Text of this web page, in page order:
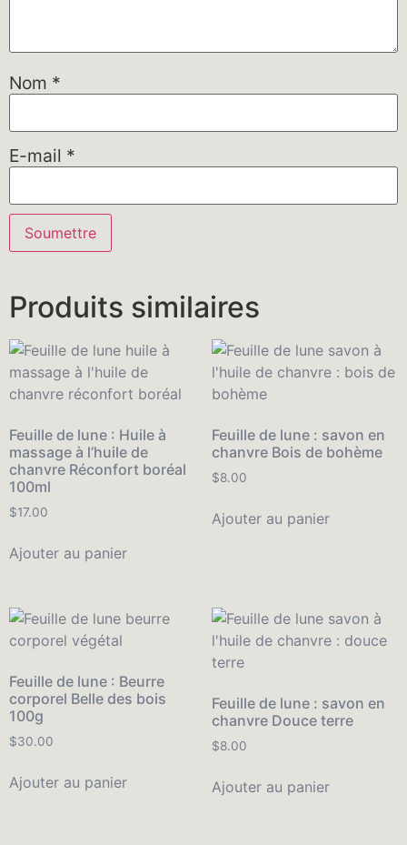
Nom *
E-mail *
Produits similaires
Feuille de lune : Huile à
massage à l’huile de
chanvre Réconfort boréal
100ml
$17.00
Ajouter au panier
Feuille de lune : savon en
chanvre Bois de bohème
$8.00
Ajouter au panier
Feuille de lune : Beurre
corporel Belle des bois
100g
$30.00
Ajouter au panier
Feuille de lune : savon en
chanvre Douce terre
$8.00
Ajouter au panier